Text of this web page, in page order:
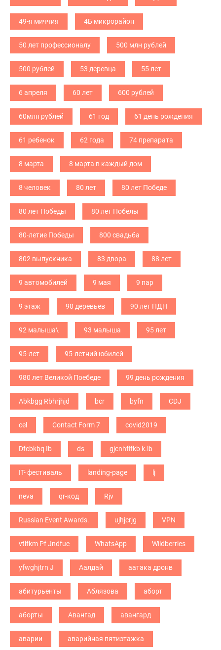
49-я миччия 4Б микрорайон
50 лет профессионалу 500 млн рублей
500 рублей 53 деревца 55 лет
6 апреля 60 лет 600 рублей
60млн рублей 61 год 61 день рождения
61 ребенок 62 года 74 препарата
8 марта 8 марта в каждый дом
8 человек 80 лет 80 лет Победе
80 лет Победы 80 лет Побелы
80-летие Победы 800 свадьба
802 выпускника 83 двора 88 лет
9 автомобилей 9 мая 9 пар
9 этаж 90 деревьев 90 лет ПДН
92 малыша\ 93 малыша 95 лет
95-лет 95-летний юбилей
980 лет Великой Поебеде 99 день рождения
Abkbgg Rbhrjhjd bcr byfn CDJ
cel Contact Form 7 covid2019
Dfcbkbq Ib ds gjcnhflfkb k.lb
IT- фестиваль landing-page lj
neva qr-код Rjv
Russian Event Awards. ujhjcrjg VPN
vtlfkm Pf Jndfue WhatsApp Wildberries
yfwghjtrn J Аалдай аатака дронв
абитурьенты Аблязова аборт
аборты Авангад авангард
аварии аварийная пятиэтажка